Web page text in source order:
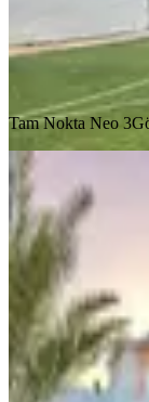
Tam Nokta Neo 3
Tam Nokta Neo 3
MANZARALI